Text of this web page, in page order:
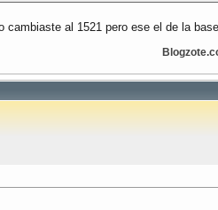
al 1521 pero ese el de la